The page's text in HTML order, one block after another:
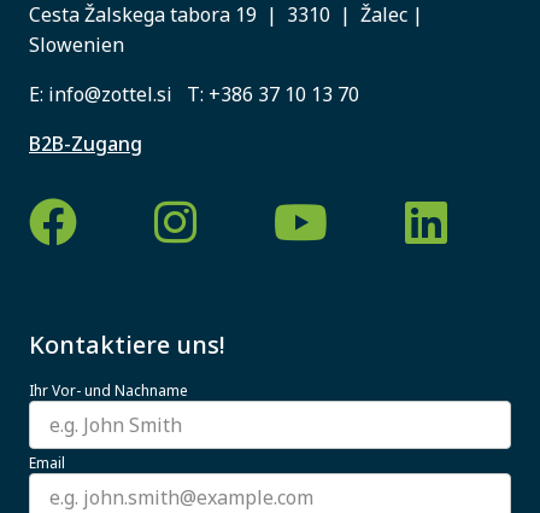
Cesta Žalskega tabora 19 | 3310 | Žalec |
Slowenien
E: info@zottel.si T: +386 37 10 13 70
B2B-Zugang
Kontaktiere uns!
Ihr Vor- und Nachname
Email